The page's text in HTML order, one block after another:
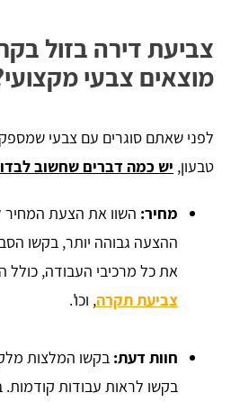
צביעת דירה בזול
מוצאים צבעי
לפני שאתם סוגרים עם צבעי
טבעון, יש כמה דברים שחשוב
מחיר: השוו את הצעת המחיר
ההצעה גבוהה יותר, בקשו
את כל מרכיבי העבודה, כולל
צביעת תקרה, וכו'.
חוות דעת: בקשו המלצות
בקשו לראות עבודות